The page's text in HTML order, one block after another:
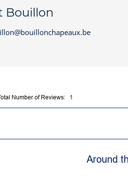
Bouillon
Number of Reviews: 1
Around